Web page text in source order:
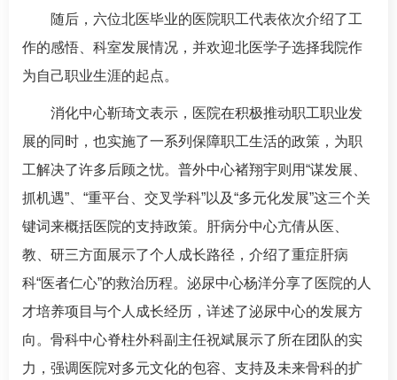
随后，六位北医毕业的医院职工代表依次介绍了工
作的感悟、科室发展情况，并欢迎北医学子选择我院作
为自己职业生涯的起点。
消化中心靳琦文表示，医院在积极推动职工职业发
展的同时，也实施了一系列保障职工生活的政策，为职
工解决了许多后顾之忧。普外中心褚翔宇则用“谋发展、
抓机遇”、“重平台、交叉学科”以及“多元化发展”这三个关
键词来概括医院的支持政策。肝病分中心亢倩从医、
教、研三方面展示了个人成长路径，介绍了重症肝病
科“医者仁心”的救治历程。泌尿中心杨洋分享了医院的人
才培养项目与个人成长经历，详述了泌尿中心的发展方
向。 骨科中心脊柱外科副主任祝斌展示了所在团队的实
力，强调医院对多元文化的包容、支持及未来骨科的扩